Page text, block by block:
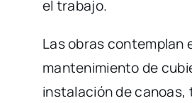
el trabajo.
Las obras contemplan
mantenimiento de
instalación de